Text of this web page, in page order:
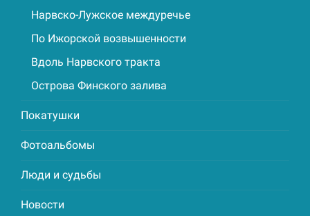
Нарвско-Лужское междуречье
По Ижорской возвышенности
Вдоль Нарвского тракта
Острова Финского залива
Покатушки
Фотоальбомы
Люди и судьбы
Новости